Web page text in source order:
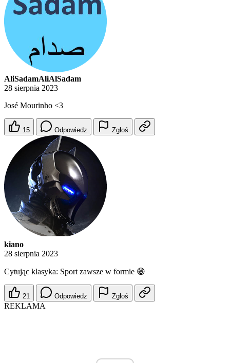
AliSadamAliAlSadam
28 sierpnia 2023
José Mourinho <3
15 Odpowiedz Zgłoś
kiano
28 sierpnia 2023
Cytując klasyka: Sport zawsze w formie 😁
21 Odpowiedz Zgłoś
REKLAMA